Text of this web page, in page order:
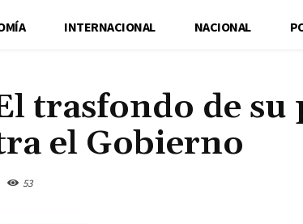
INTERNACIONAL NACIONAL
trasfondo de
el Gobierno
53